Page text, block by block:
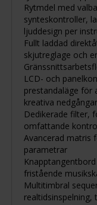
Rytmdel med
synteskontroller,
ljuddesign per
Fullt laddad
skjutreglage och
LCD- och
prestandaläge för
kreativa nedgångar
Dedikerade filter,
omfattande
Avancerad matris
parametrar
fristående
Multitimbral
realtidsinspelning,